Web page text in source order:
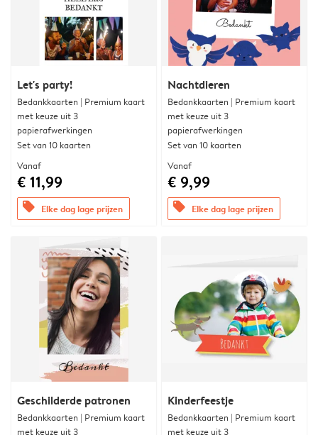
Let's party!
Bedankkaarten | Premium kaart
met keuze uit 3
papierafwerkingen
Set van 10 kaarten
Vanaf
€ 11,99
offers Elke dag lage prijzen
Nachtdieren
Bedankkaarten | Premium kaart
met keuze uit 3
papierafwerkingen
Set van 10 kaarten
Vanaf
€ 9,99
offers Elke dag lage prijzen
Geschilderde patronen
Bedankkaarten | Premium kaart
met keuze uit 3
Kinderfeestje
Bedankkaarten | Premium kaart
met keuze uit 3